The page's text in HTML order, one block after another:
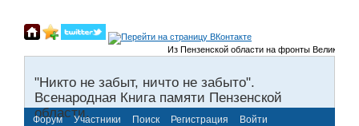
Из Пензенской области на фронты Великой
"Никто не забыт, ничто не забыто".
Всенародная Книга памяти Пензенской
области.
Форум Участники Поиск Регистрация Войти